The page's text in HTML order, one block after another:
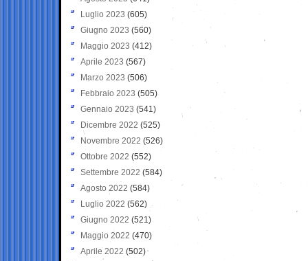
Luglio 2023 (605)
Giugno 2023 (560)
Maggio 2023 (412)
Aprile 2023 (567)
Marzo 2023 (506)
Febbraio 2023 (505)
Gennaio 2023 (541)
Dicembre 2022 (525)
Novembre 2022 (526)
Ottobre 2022 (552)
Settembre 2022 (584)
Agosto 2022 (584)
Luglio 2022 (562)
Giugno 2022 (521)
Maggio 2022 (470)
Aprile 2022 (502)